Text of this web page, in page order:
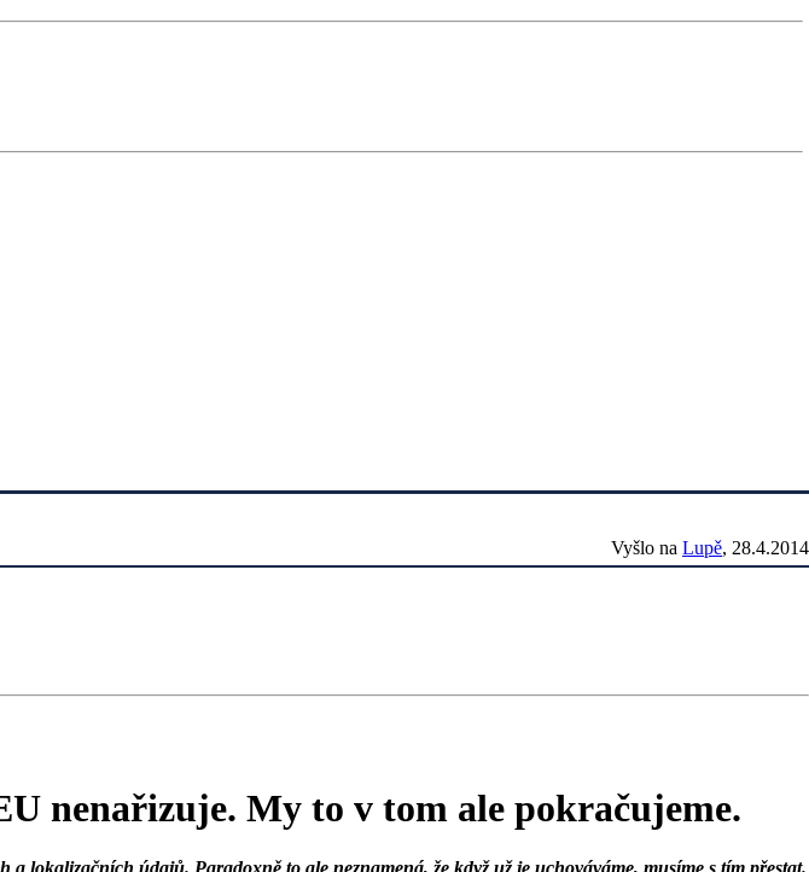
Vyšlo na Lupě, 28.4.2014
nenařizuje. My to v tom ale pokračujeme.
údajů. Paradoxně to ale neznamená, že když už je uchováváme, musíme s tím přestat.